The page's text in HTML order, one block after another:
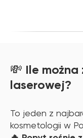
💸 Ile
laserowej?
To jeden z
kosmetologii w